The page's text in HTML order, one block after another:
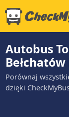
Autobus
Porównaj
dzięki